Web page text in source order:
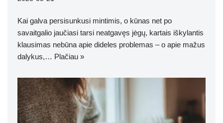
Kai galva persisunkusi mintimis, o kūnas net po
savaitgalio jaučiasi tarsi neatgavęs jėgų, kartais iškylantis
klausimas nebūna apie dideles problemas – o apie mažus
dalykus,… Plačiau »